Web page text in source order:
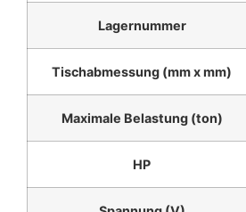
Lagernummer
Tischabmessung (mm x mm)
Maximale Belastung (ton)
HP